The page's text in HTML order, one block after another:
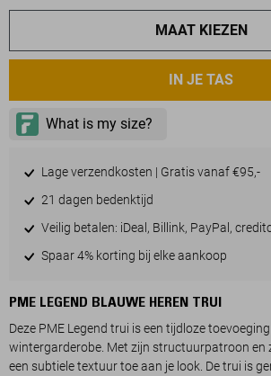
MAAT KIEZEN
IN JE TAS
Lage verzendkosten | Gratis vanaf €95,-
21 dagen bedenktijd
Veilig betalen: iDeal, Billink, PayPal,
Spaar 4% korting bij elke aankoop
PME LEGEND BLAUWE HEREN TRUI
Deze PME Legend trui is een tijdloze
wintergarderobe. Met zijn structuurpatroon en
een subtiele textuur toe aan je look. De trui is